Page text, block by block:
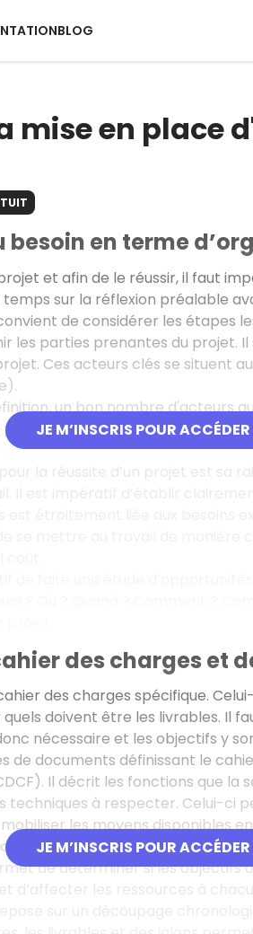
BLOG
mise en place
JE M’INSCRIS POUR
en terme
et afin de le réussir, il faut
sur la réflexion préalable
de considérer les étapes
les parties prenantes du projet.
Ces acteurs clés se situent
un bon nombre d'acteurs
propres. Il faut donc composer
JE M’INSCRIS POUR
des charges et
des charges spécifique.
doivent être les livrables. Il
nécessaire et les objectifs y
de documents définissant le
Il décrit les fonctions que la
techniques à respecter. Celui-ci
les moyens disponibles
du projet. Elle consiste à
de déterminer si les objectifs
d’affecter les ressources à